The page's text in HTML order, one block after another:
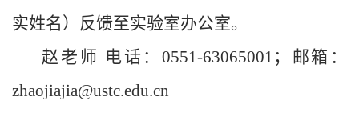
实姓名）反馈至实验室办公室。
赵老师 电话：0551-63065001 ；邮箱：
zhaojiajia@ustc.edu.cn